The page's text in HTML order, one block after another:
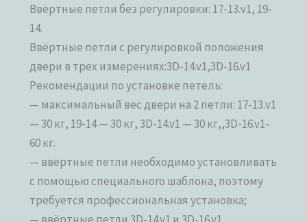
Ввёртные петли без регулировки: 17-13.v1, 19-
14.
Ввёртные петли с регулировкой положения
двери в трех измерениях:3D-14.v1,3D-16.v1
Рекомендации по установке петель:
— максимальный вес двери на 2 петли: 17-13.v1
— 30 кг, 19-14 — 30 кг, 3D-14.v1 — 30 кг,,3D-16.v1-
60 кг.
— ввёртные петли необходимо установливать
с помощью специального шаблона, поэтому
требуется профессиональная установка;